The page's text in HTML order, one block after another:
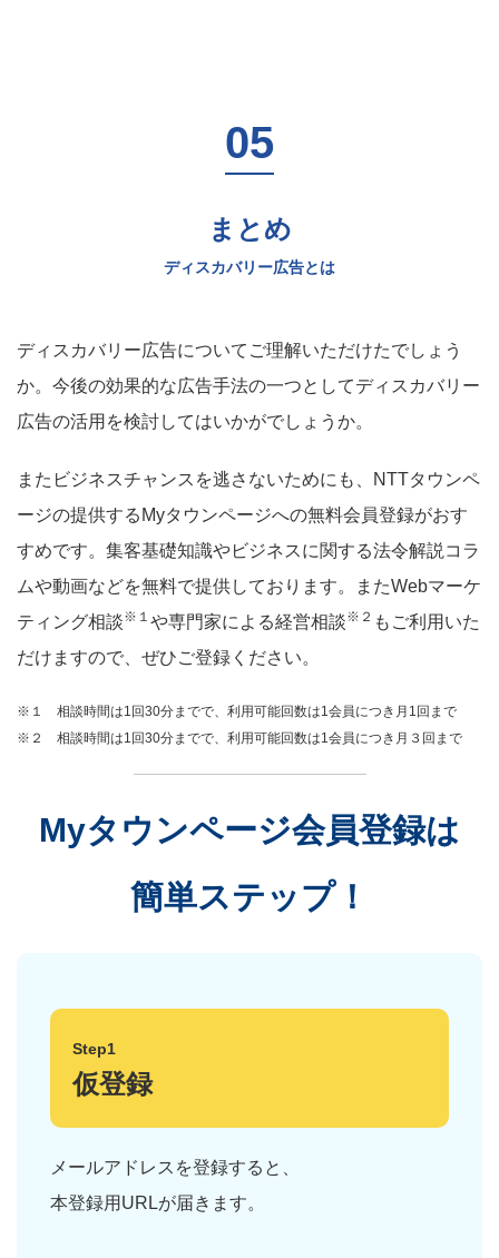
まとめ
ディスカバリー広告とは
ディスカバリー広告についてご理解いただけたでしょう
か。今後の効果的な広告手法の一つとしてディスカバリー
広告の活用を検討してはいかがでしょうか。
またビジネスチャンスを逃さないためにも、NTTタウンペ
ージの提供するMyタウンページへの無料会員登録がおす
すめです。集客基礎知識やビジネスに関する法令解説コラ
ムや動画などを無料で提供しております。またWebマーケ
ティング相談※１ や専門家による経営相談※２ もご利用いた
だけますので、ぜひご登録ください。
※１ 相談時間は1回30分までで、利用可能回数は1会員につき月1回まで
※２ 相談時間は1回30分までで、利用可能回数は1会員につき月３回まで
Myタウンページ会員登録は
簡単ステップ！
Step1
仮登録
メールアドレスを登録すると、
本登録用URLが届きます。